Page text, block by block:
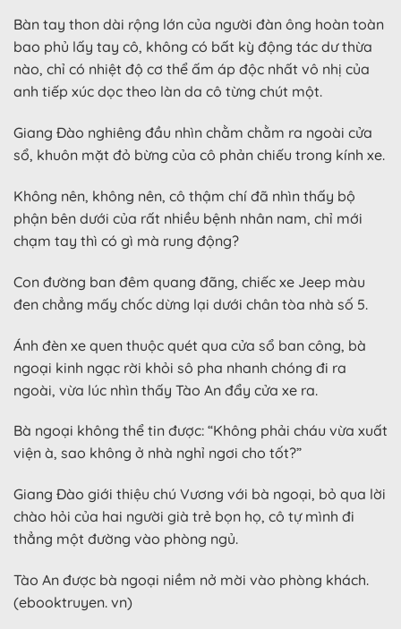
Bàn tay thon dài rộng lớn của người đàn ông hoàn toàn
bao phủ lấy tay cô, không có bất kỳ động tác dư thừa
nào, chỉ có nhiệt độ cơ thể ấm áp độc nhất vô nhị của
anh tiếp xúc dọc theo làn da cô từng chút một.
Giang Đào nghiêng đầu nhìn chằm chằm ra ngoài cửa
sổ, khuôn mặt đỏ bừng của cô phản chiếu trong kính xe.
Không nên, không nên, cô thậm chí đã nhìn thấy bộ
phận bên dưới của rất nhiều bệnh nhân nam, chỉ mới
chạm tay thì có gì mà rung động?
Con đường ban đêm quang đãng, chiếc xe Jeep màu
đen chẳng mấy chốc dừng lại dưới chân tòa nhà số 5.
Ánh đèn xe quen thuộc quét qua cửa sổ ban công, bà
ngoại kinh ngạc rời khỏi sô pha nhanh chóng đi ra
ngoài, vừa lúc nhìn thấy Tào An đẩy cửa xe ra.
Bà ngoại không thể tin được: “Không phải cháu vừa xuất
viện à, sao không ở nhà nghỉ ngơi cho tốt?”
Giang Đào giới thiệu chú Vương với bà ngoại, bỏ qua lời
chào hỏi của hai người già trẻ bọn họ, cô tự mình đi
thẳng một đường vào phòng ngủ.
Tào An được bà ngoại niềm nở mời vào phòng khách.
(ebooktruyen. vn)